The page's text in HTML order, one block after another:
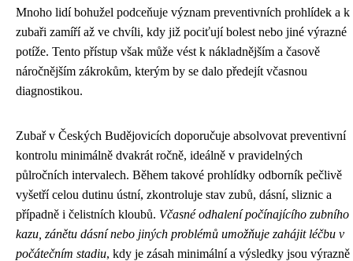
Mnoho lidí bohužel podceňuje význam preventivních prohlídek a k
zubaři zamíří až ve chvíli, kdy již pociťují bolest nebo jiné výrazné
potíže. Tento přístup však může vést k nákladnějším a časově
náročnějším zákrokům, kterým by se dalo předejít včasnou
diagnostikou.
Zubař v Českých Budějovicích doporučuje absolvovat preventivní
kontrolu minimálně dvakrát ročně, ideálně v pravidelných
půlročních intervalech. Během takové prohlídky odborník pečlivě
vyšetří celou dutinu ústní, zkontroluje stav zubů, dásní, sliznic a
případně i čelistních kloubů. Včasné odhalení počínajícího zubního
kazu, zánětu dásní nebo jiných problémů umožňuje zahájit léčbu v
počátečním stadiu, kdy je zásah minimální a výsledky jsou výrazně